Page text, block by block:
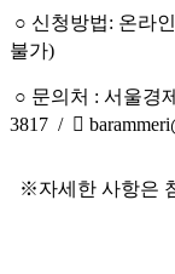
○ 신청방법: 온라
불가)
○ 문의처 : 서울경
3817 / 
※자세한 사항은